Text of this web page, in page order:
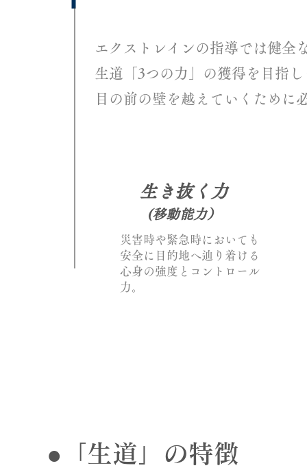
エクストレインの指導では健全
生道「 3つの力」の獲得を目指し
目の前の壁を越えていくために
生き抜く力​
(移動能力）
災害時や緊急時においても
安全に目的地へ辿り着ける
心身の強度とコントロール
力。
●「生道」の特徴